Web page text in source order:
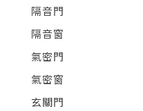
隔音門
隔音窗
氣密門
氣密窗
玄關門